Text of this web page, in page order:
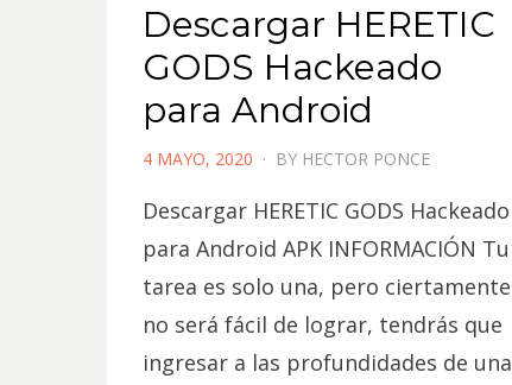
Descargar HERETIC
GODS Hackeado
para Android
POSTED
4 MAYO, 2020 BY HECTOR PONCE
Descargar HERETIC GODS Hackeado
para Android APK INFORMACIÓN Tu
tarea es solo una, pero ciertamente
no será fácil de lograr, tendrás que
ingresar a las profundidades de una